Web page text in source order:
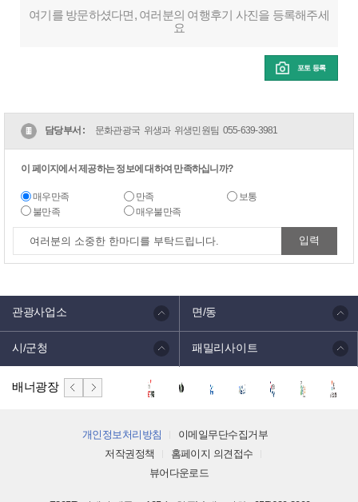
여기를 방문하셨다면, 여러분의 여행후기 사진을 등록해주세
요
포토 등록
담당부서 : 문화관광국 위생과 위생민원팀 055-639-3981
이 페이지에서 제공하는 정보에 대하여 만족하십니까?
매우만족 만족
보통
불만족
매우불만족
관광사업소 면/동
시/군청 패밀리사이트
배너광장
개인정보처리방침
이메일무단수집거부
저작권정책
홈페이지 의견접수
뷰어다운로드